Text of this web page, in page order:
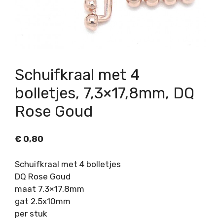
Schuifkraal met 4
bolletjes, 7,3×17,8mm, DQ
Rose Goud
€ 0,80
Schuifkraal met 4 bolletjes
DQ Rose Goud
maat 7.3×17.8mm
gat 2.5x10mm
per stuk